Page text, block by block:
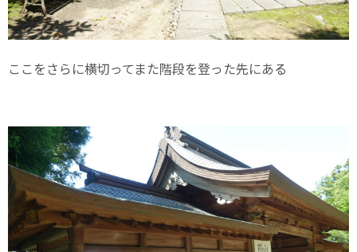
ここをさらに横切ってまた階段を登った先にある